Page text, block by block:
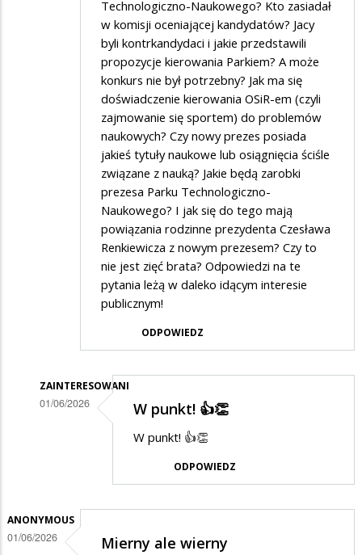
Technologiczno-Naukowego? Kto zasiadał
w komisji oceniającej kandydatów? Jacy
byli kontrkandydaci i jakie przedstawili
propozycje kierowania Parkiem? A może
konkurs nie był potrzebny? Jak ma się
doświadczenie kierowania OSiR-em (czyli
zajmowanie się sportem) do problemów
naukowych? Czy nowy prezes posiada
jakieś tytuły naukowe lub osiągnięcia ściśle
związane z nauką? Jakie będą zarobki
prezesa Parku Technologiczno-
Naukowego? I jak się do tego mają
powiązania rodzinne prezydenta Czesława
Renkiewicza z nowym prezesem? Czy to
nie jest zięć brata? Odpowiedzi na te
pytania leżą w daleko idącym interesie
publicznym!
ODPOWIEDZ
ZAINTERESOWANI
01/06/2026
odpowiedzi
na
W punkt! 👍👏
W punkt! 👍👏
ODPOWIEDZ
ANONYMOUS
01/06/2026 Mierny ale wierny